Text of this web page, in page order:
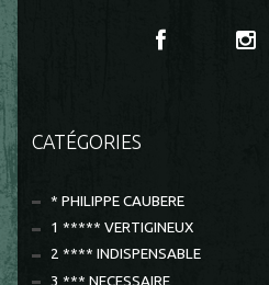
CATÉGORIES
* PHILIPPE CAUBERE
1 ***** VERTIGINEUX
2 **** INDISPENSABLE
3 *** NECESSAIRE